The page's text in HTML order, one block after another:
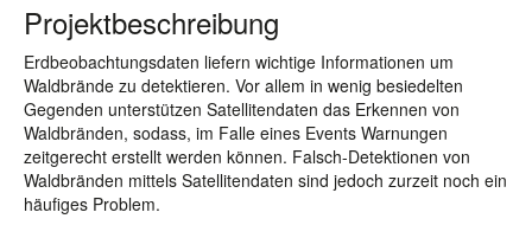
Projektbeschreibung
Erdbeobachtungsdaten liefern wichtige Informationen um
Waldbrände zu detektieren. Vor allem in wenig besiedelten
Gegenden unterstützen Satellitendaten das Erkennen von
Waldbränden, sodass, im Falle eines Events Warnungen
zeitgerecht erstellt werden können. Falsch-Detektionen von
Waldbränden mittels Satellitendaten sind jedoch zurzeit noch ein
häufiges Problem.